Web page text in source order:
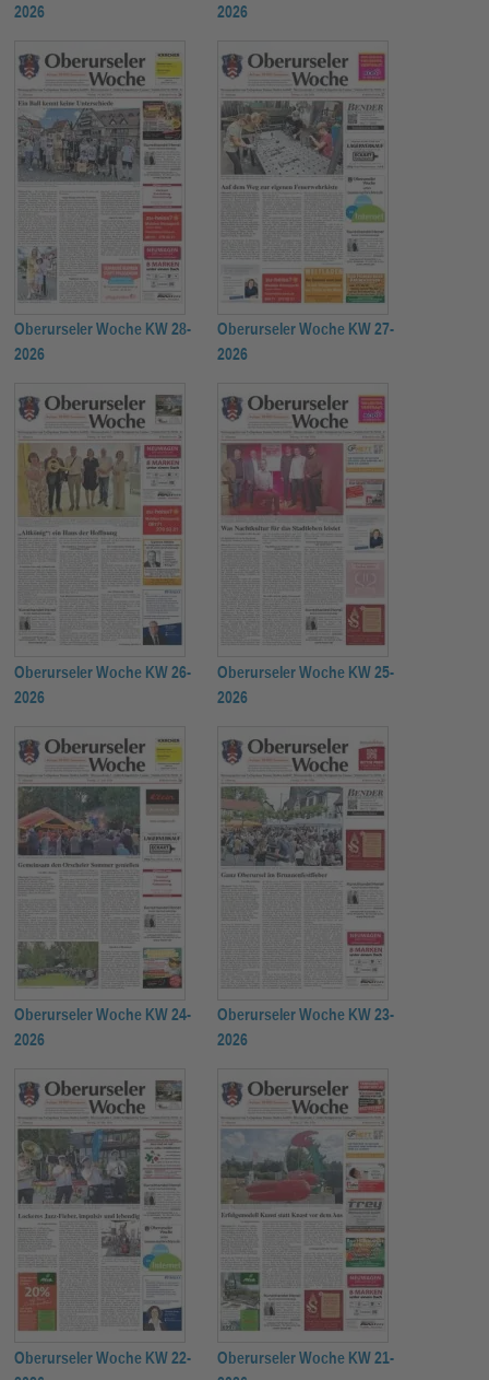
2026
2026
Oberurseler Woche KW 28-
2026
Oberurseler Woche KW 27-
2026
Oberurseler Woche KW 26-
2026
Oberurseler Woche KW 25-
2026
Oberurseler Woche KW 24-
2026
Oberurseler Woche KW 23-
2026
Oberurseler Woche KW 22-
Oberurseler Woche KW 21-